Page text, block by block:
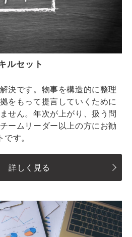
ルセット
決です。物事を構造的に整理
をもって提言していくために
せん。年次が上がり、扱う問
ームリーダー以上の方にお勧
す。
詳しく見る